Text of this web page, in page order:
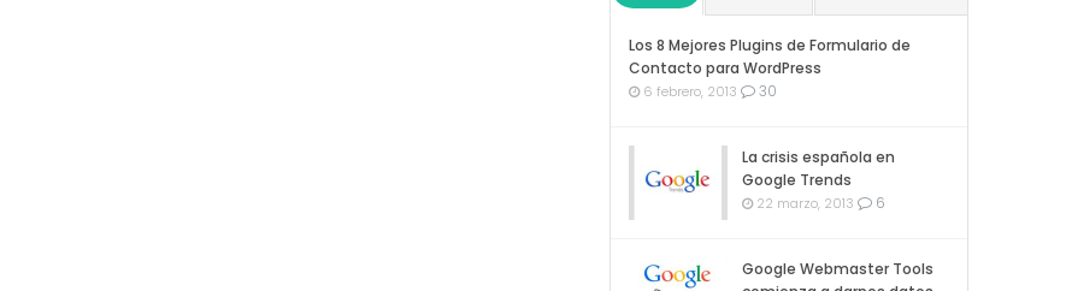
Los 8 Mejores Plugins de Formulario de
Contacto para WordPress
6 febrero, 2013 30
La crisis española en
Google Trends
22 marzo, 2013 6
Google Webmaster Tools